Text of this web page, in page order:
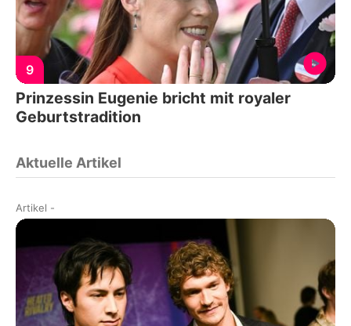
9
Prinzessin Eugenie bricht mit royaler
Geburtstradition
Aktuelle Artikel
Artikel -